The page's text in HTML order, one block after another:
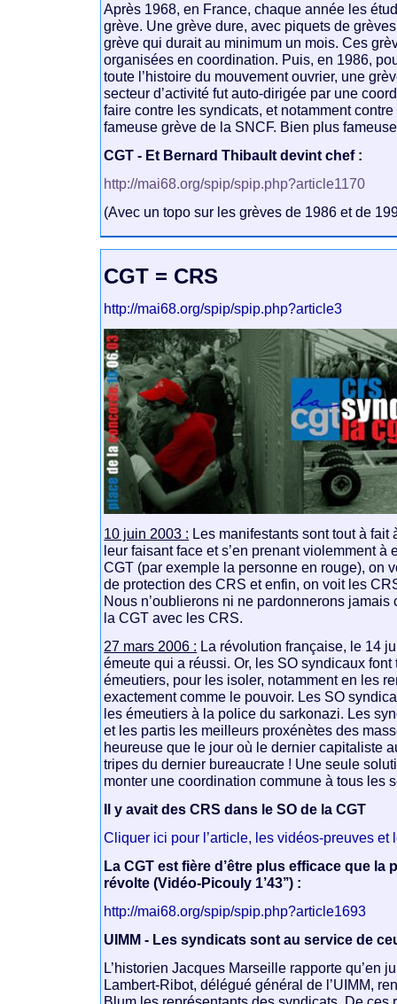
Après 1968, en France, chaque année les
grève. Une grève dure, avec piquets de
grève qui durait au minimum un mois. Ces
organisées en coordination. Puis, en 1986,
toute l’histoire du mouvement ouvrier, une
secteur d’activité fut auto-dirigée par une
faire contre les syndicats, et notamment
fameuse grève de la SNCF. Bien plus
CGT - Et Bernard Thibault devint chef :
http://mai68.org/spip/spip.php?article1170
(Avec un topo sur les grèves de 1986 et de
CGT = CRS
http://mai68.org/spip/spip.php?article3
10 juin 2003 : Les manifestants sont tout à fait
leur faisant face et s’en prenant violemment à
CGT (par exemple la personne en rouge), on
de protection des CRS et enfin, on voit les
Nous n’oublierons ni ne pardonnerons jamais
la CGT avec les CRS.
27 mars 2006 : La révolution française, le 14
émeute qui a réussi. Or, les SO syndicaux
émeutiers, pour les isoler, notamment en les
exactement comme le pouvoir. Les SO
les émeutiers à la police du sarkonazi. Les
et les partis les meilleurs proxénètes des
heureuse que le jour où le dernier capitaliste
tripes du dernier bureaucrate ! Une seule
monter une coordination commune à tous les
Il y avait des CRS dans le SO de la CGT
Cliquer ici pour l’article, les vidéos-preuves et
La CGT est fière d’être plus efficace que la
révolte (Vidéo-Picouly 1’43’’) :
http://mai68.org/spip/spip.php?article1693
UIMM - Les syndicats sont au service de
L’historien Jacques Marseille rapporte qu’en
Lambert-Ribot, délégué général de l’UIMM,